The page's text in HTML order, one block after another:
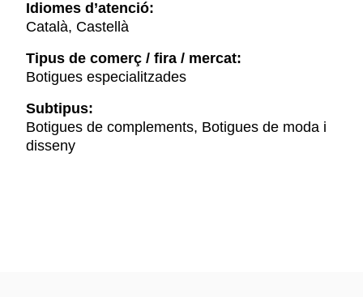
Idiomes d’atenció:
Català, Castellà
Tipus de comerç / fira / mercat:
Botigues especialitzades
Subtipus:
Botigues de complements, Botigues de moda i
disseny